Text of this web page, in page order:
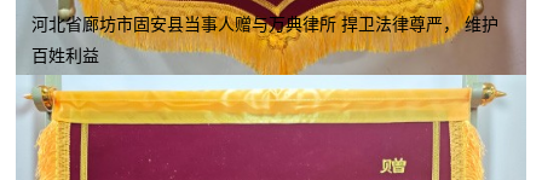
河北省廊坊市固安县当事人赠与万典律所 捍卫法律尊严， 维护
百姓利益